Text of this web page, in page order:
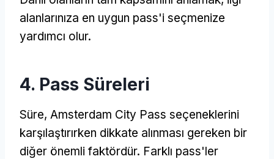
alanlarınıza en uygun pass'i seçmenize
yardımcı olur.
4. Pass Süreleri
Süre, Amsterdam City Pass seçeneklerini
karşılaştırırken dikkate alınması gereken bir
diğer önemli faktördür. Farklı pass'ler